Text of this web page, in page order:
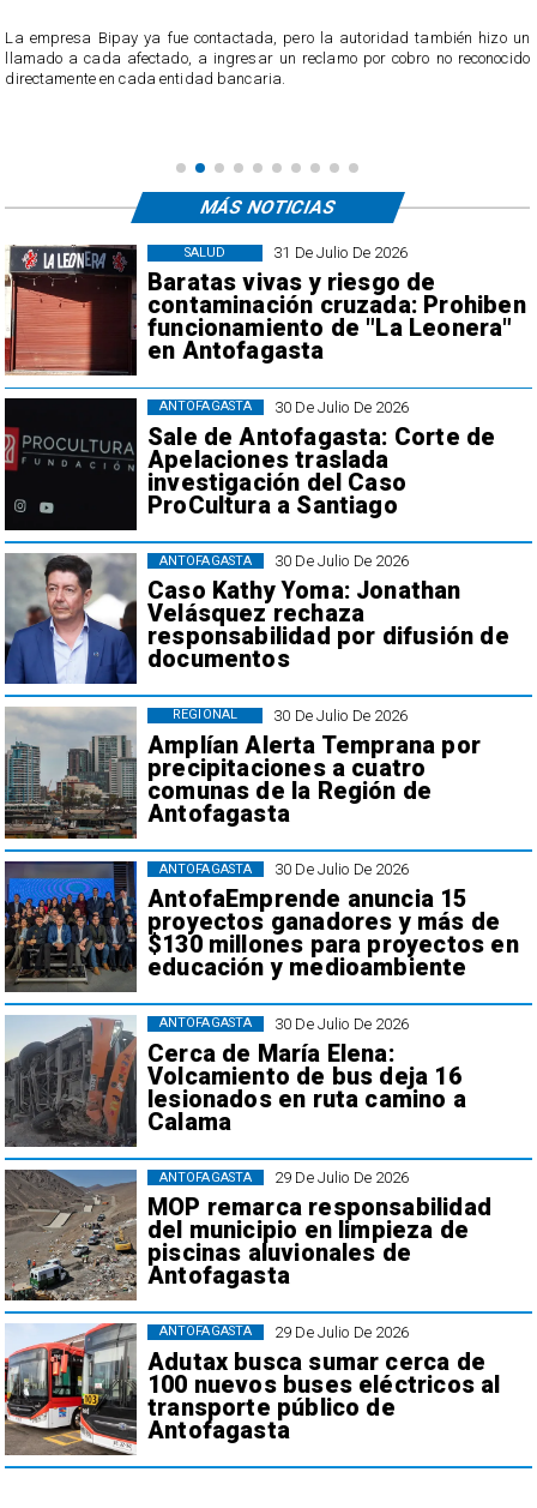
La empresa Bipay ya fue contactada, pero la autoridad también hizo un
llamado a cada afectado, a ingresar un reclamo por cobro no reconocido
directamente en cada entidad bancaria.
31 De Julio De 2026
Baratas vivas y riesgo de
contaminación cruzada: Prohiben
funcionamiento de "La Leonera"
en Antofagasta
SALUD
30 De Julio De 2026
Sale de Antofagasta: Corte de
Apelaciones traslada
investigación del Caso
ProCultura a Santiago
ANTOFAGASTA
30 De Julio De 2026
Caso Kathy Yoma: Jonathan
Velásquez rechaza
responsabilidad por difusión de
documentos
ANTOFAGASTA
30 De Julio De 2026
Amplían Alerta Temprana por
precipitaciones a cuatro
comunas de la Región de
Antofagasta
REGIONAL
30 De Julio De 2026
AntofaEmprende anuncia 15
proyectos ganadores y más de
$130 millones para proyectos en
educación y medioambiente
ANTOFAGASTA
30 De Julio De 2026
Cerca de María Elena:
Volcamiento de bus deja 16
lesionados en ruta camino a
Calama
ANTOFAGASTA
29 De Julio De 2026
MOP remarca responsabilidad
del municipio en limpieza de
piscinas aluvionales de
Antofagasta
ANTOFAGASTA
29 De Julio De 2026
Adutax busca sumar cerca de
100 nuevos buses eléctricos al
transporte público de
Antofagasta
ANTOFAGASTA
MÁS NOTICIAS